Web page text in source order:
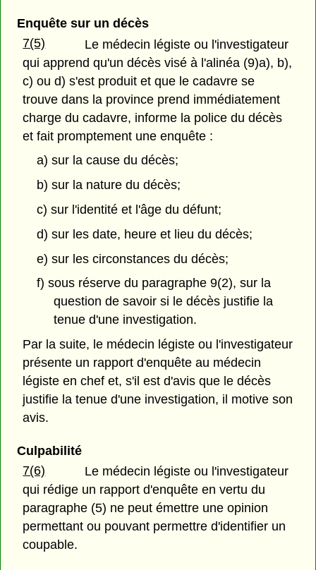
Enquête sur un décès
7(5)
Le médecin légiste ou l'investigateur
qui apprend qu'un décès visé à l'alinéa (9)a), b),
c) ou d) s'est produit et que le cadavre se
trouve dans la province prend immédiatement
charge du cadavre, informe la police du décès
et fait promptement une enquête :
a) sur la cause du décès;
b) sur la nature du décès;
c) sur l'identité et l'âge du défunt;
d) sur les date, heure et lieu du décès;
e) sur les circonstances du décès;
f) sous réserve du paragraphe 9(2), sur la
question de savoir si le décès justifie la
tenue d'une investigation.
Par la suite, le médecin légiste ou l'investigateur
présente un rapport d'enquête au médecin
légiste en chef et, s'il est d'avis que le décès
justifie la tenue d'une investigation, il motive son
avis.
Culpabilité
7(6)
Le médecin légiste ou l'investigateur
qui rédige un rapport d'enquête en vertu du
paragraphe (5) ne peut émettre une opinion
permettant ou pouvant permettre d'identifier un
coupable.